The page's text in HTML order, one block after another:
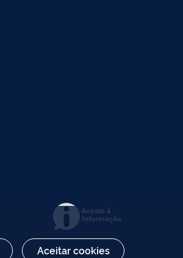
Acesso à
Informação
Aceitar cookies